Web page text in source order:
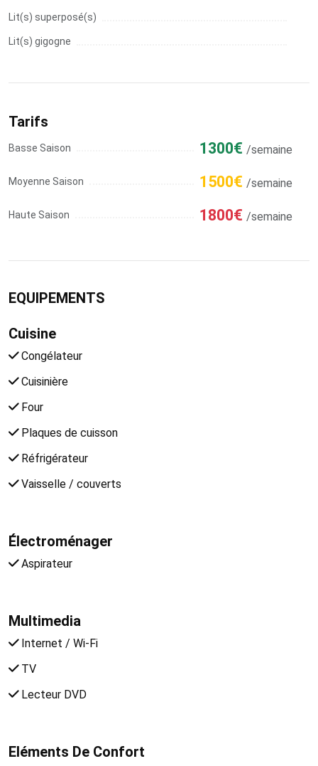
Lit(s) superposé(s)
Lit(s) gigogne
Tarifs
Basse Saison 1300€ /semaine
Moyenne Saison 1500€ /semaine
Haute Saison 1800€ /semaine
EQUIPEMENTS
Cuisine
Congélateur
Cuisinière
Four
Plaques de cuisson
Réfrigérateur
Vaisselle / couverts
Électroménager
Aspirateur
Multimedia
Internet / Wi-Fi
TV
Lecteur DVD
Eléments De Confort